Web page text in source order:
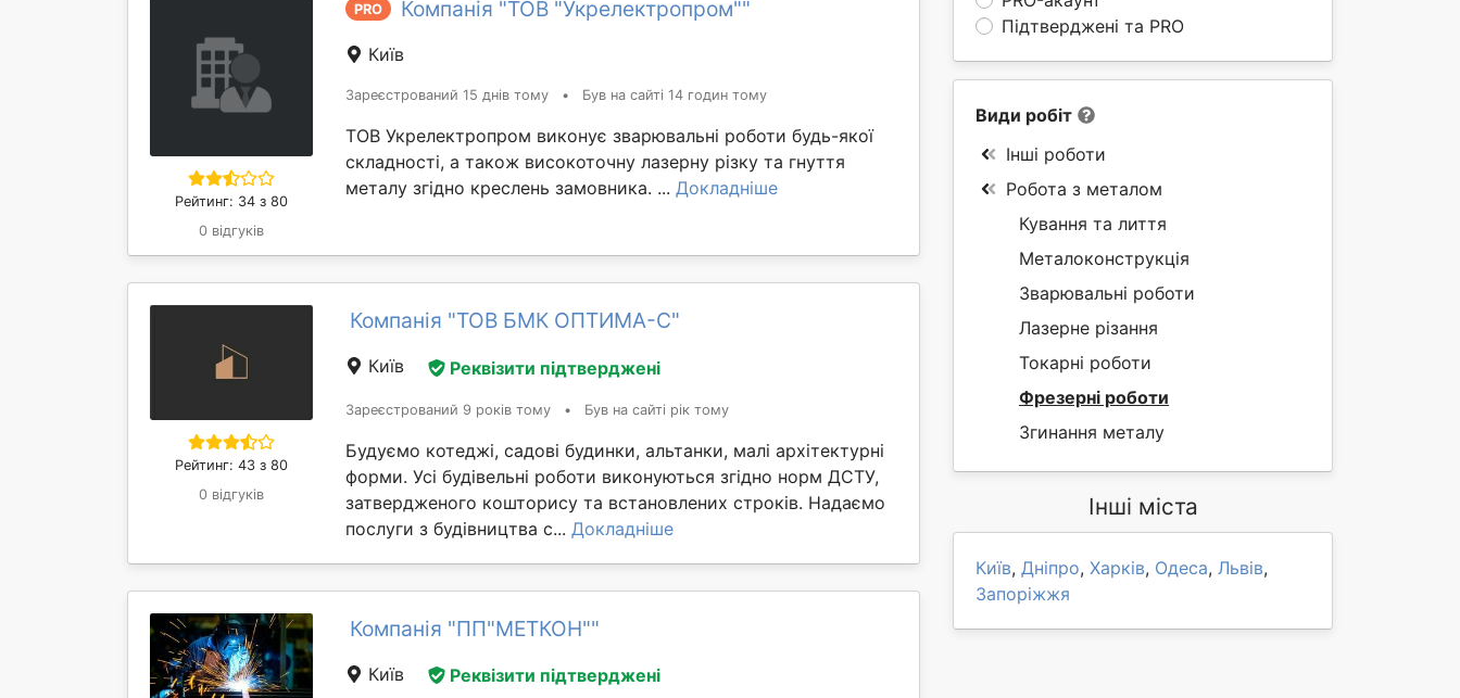
Підтверджені та PRO
Рейтинг: 34 з 80
0 відгуків
PRO Компанія "ТОВ "Укрелектропром""
Київ
Зареєстрований 15 днів тому • Був на сайті 14 годин тому
ТОВ Укрелектропром виконує зварювальні роботи будь-якої
складності, а також високоточну лазерну різку та гнуття
металу згідно креслень замовника. ... Докладніше
Рейтинг: 43 з 80
0 відгуків
Компанія "ТОВ БМК ОПТИМА-С"
Київ Реквізити підтверджені
Зареєстрований 9 років тому • Був на сайті рік тому
Будуємо котеджі, садові будинки, альтанки, малі архітектурні
форми. Усі будівельні роботи виконуються згідно норм ДСТУ,
затвердженого кошторису та встановлених строків. Надаємо
послуги з будівництва с... Докладніше
Компанія "ПП"МЕТКОН""
Київ Реквізити підтверджені
Види робіт
Інші роботи
Робота з металом
Кування та лиття
Металоконструкція
Зварювальні роботи
Лазерне різання
Токарні роботи
Фрезерні роботи
Згинання металу
Інші міста
Київ, Дніпро, Харків, Одеса, Львів,
Запоріжжя